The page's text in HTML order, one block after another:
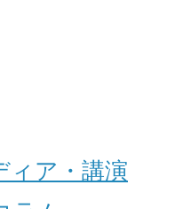
ィア・講演